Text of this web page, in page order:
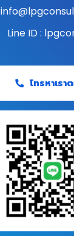
Line ID :
โทรหาเรา